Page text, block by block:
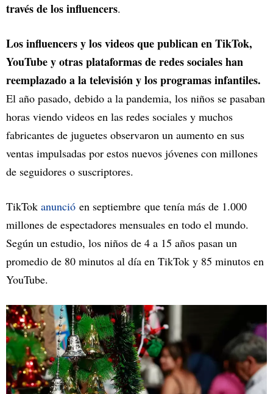
través de los influencers.
Los influencers y los videos que publican en TikTok,
YouTube y otras plataformas de redes sociales han
reemplazado a la televisión y los programas infantiles.
El año pasado, debido a la pandemia, los niños se pasaban
horas viendo videos en las redes sociales y muchos
fabricantes de juguetes observaron un aumento en sus
ventas impulsadas por estos nuevos jóvenes con millones
de seguidores o suscriptores.
TikTok anunció en septiembre que tenía más de 1.000
millones de espectadores mensuales en todo el mundo.
Según un estudio, los niños de 4 a 15 años pasan un
promedio de 80 minutos al día en TikTok y 85 minutos en
YouTube.